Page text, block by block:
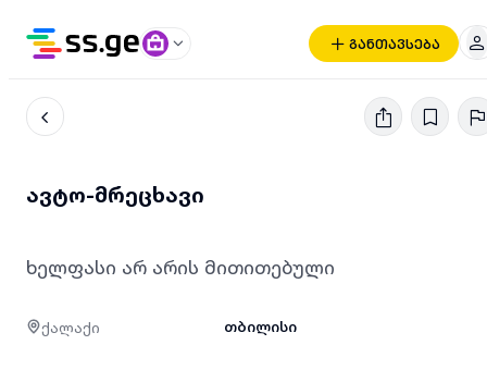
განთავსება
ავტო-მრეცხავი
ხელფასი არ არის მითითებული
ქალაქი თბილისი